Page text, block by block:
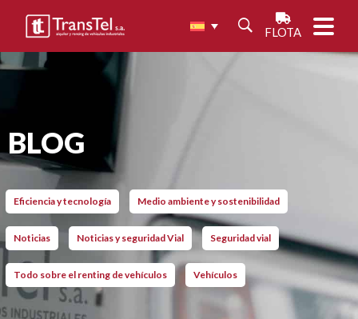
FLOTA
BLOG
Eficiencia y tecnología Medio ambiente y sostenibilidad
Noticias Noticias y seguridad Vial Seguridad vial
Todo sobre el renting de vehículos Vehículos